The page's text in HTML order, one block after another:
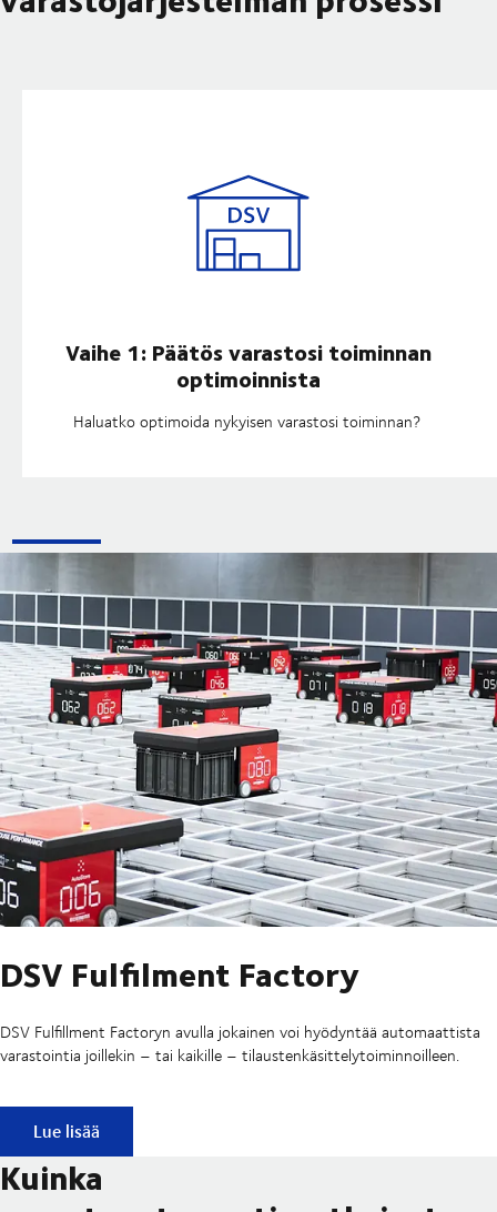
Vaihe 1: Päätös varastosi toiminnan
optimoinnista
Haluatko optimoida nykyisen varastosi toiminnan?
DSV Fulfilment Factory
DSV Fulfillment Factoryn avulla jokainen voi hyödyntää automaattista
varastointia joillekin – tai kaikille – tilaustenkäsittelytoiminnoilleen.
DSV Fulfilment Factory
Lue lisää
Kuinka